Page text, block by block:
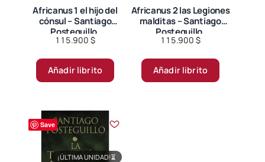
Africanus 1 el hijo del
cónsul – Santiago
Posteguillo.
115.900 $
Añadir librito
Africanus 2 las Legiones
malditas – Santiago
Posteguillo.
115.900 $
Añadir librito
Save
¡ÚLTIMA UNIDAD!⏳